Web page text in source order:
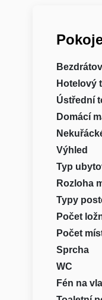
Hotelový
Ústřední
Domácí
Výhled
Typ
Rozloha
Typy
Počet
Počet
Sprcha
WC
Fén na